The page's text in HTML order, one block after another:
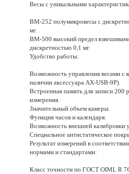
Весы с уникальными
ВМ-252 полумикровесы с
мг.
ВМ-500 высокий предел
дискретностью 0,1 мг.
Удобство работы:
Возможность управления весами с
наличии аксессуара AX-USB-9P).
Встроенная память для записи 200
измерения.
Значительный объем камеры.
Функция часов и календаря.
Возможность внешней калибровки
Специальное антистатическое
Результат измерений в
нормами и стандартами:
Класс точности по ГОСТ OIML R